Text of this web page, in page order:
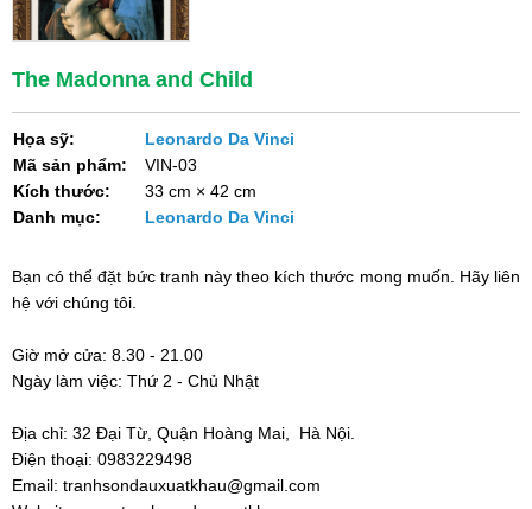
The Madonna and Child
Họa sỹ:
Mã sản phẩm:
Kích thước:
Danh mục:
Leonardo Da Vinci
VIN-03
33 cm × 42 cm
Leonardo Da Vinci
Bạn có thể đặt bức tranh này theo kích thước mong muốn. Hãy liên
hệ với chúng tôi.
Giờ mở cửa: 8.30 - 21.00
Ngày làm việc: Thứ 2 - Chủ Nhật
Địa chỉ: 32 Đại Từ, Quận Hoàng Mai, Hà Nội.
Điện thoại: 0983229498
Email: tranhsondauxuatkhau@gmail.com